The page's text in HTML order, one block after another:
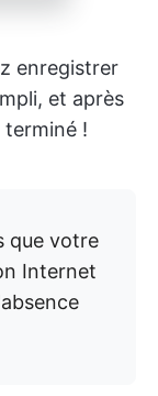
enregistrer
et après
!
que votre
Internet